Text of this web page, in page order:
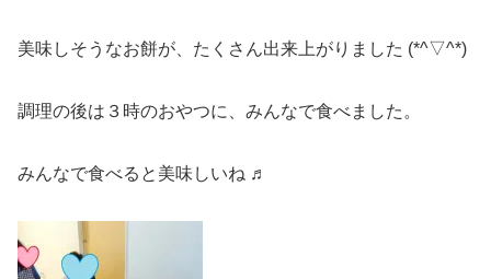
美味しそうなお餅が、たくさん出来上がりました (*^▽^*)
調理の後は３時のおやつに、みんなで食べました。
みんなで食べると美味しいね ♬